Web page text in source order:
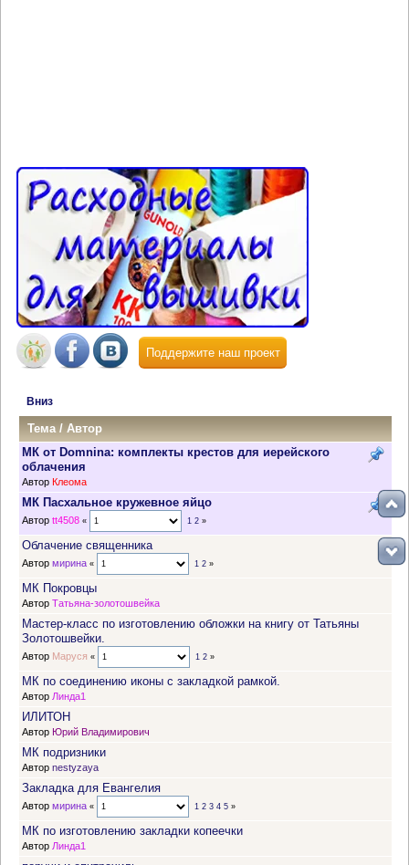
Поддержите наш проект
Вниз
Тема/Автор
МК от Domnina: комплекты крестов для иерейского
облачения
Автор Клеома
МК Пасхальное кружевное яйцо
Автор tt4508 « 1 2»
Облачение священника
Автор мирина « 1 2»
МК Покровцы
Автор Татьяна-золотошвейка
Мастер-класс по изготовлению обложки на книгу от Татьяны
Золотошвейки.
Автор Маруся « 1 2»
МК по соединению иконы с закладкой рамкой.
Автор Линда1
ИЛИТОН
Автор Юрий Владимирович
МК подризники
Автор nestyzaya
Закладка для Евангелия
Автор мирина « 1 2 3 4 5»
МК по изготовлению закладки копеечки
Автор Линда1